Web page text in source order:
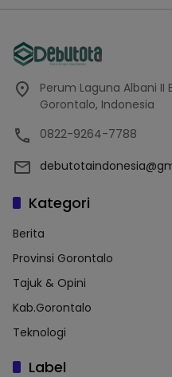
Perum Laguna Albani II
Gorontalo, Indonesia
0822-9264-7788
Kategori
Berita
Provinsi Gorontalo
Tajuk & Opini
Kab.Gorontalo
Teknologi
Label